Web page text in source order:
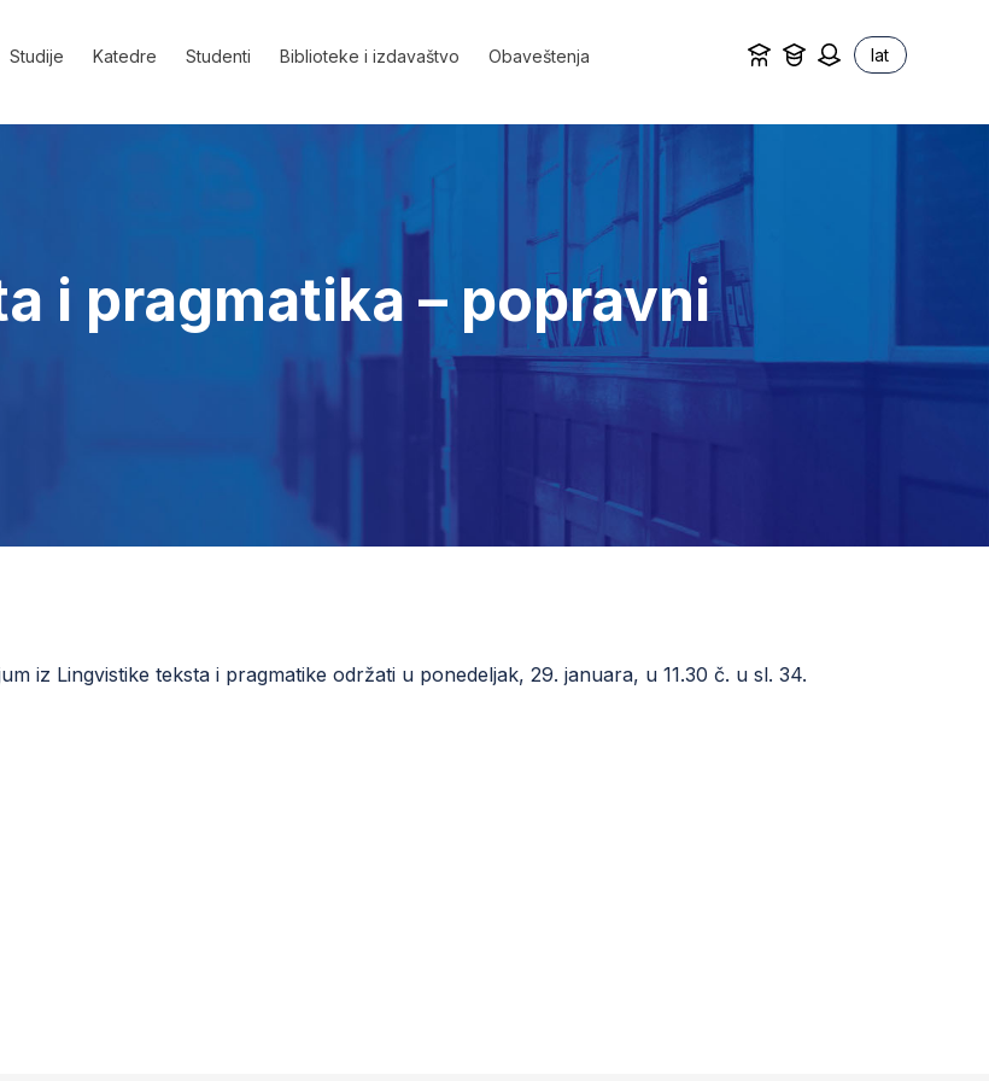
Studije Katedre Studenti Biblioteke i izdavaštvo Obaveštenja lat
i pragmatika – popravni
iz Lingvistike teksta i pragmatike održati u ponedeljak, 29. januara, u 11.30 č. u sl. 34.